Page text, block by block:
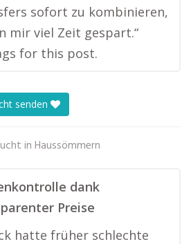
sofort zu kombinieren,
mir viel Zeit gespart.“
for this post.
senden
in Haussömmern
dank
Preise
hatte früher schlechte